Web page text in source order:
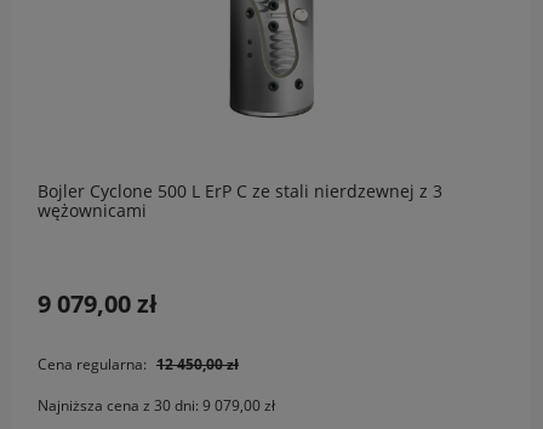
Bojler Cyclone 500 L ErP C ze stali nierdzewnej z 3
wężownicami
9 079,00 zł
Cena regularna: 12 450,00 zł
Najniższa cena z 30 dni: 9 079,00 zł